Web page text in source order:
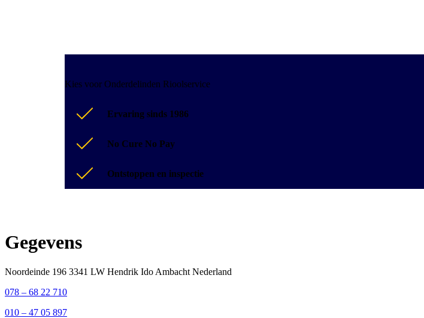
Kies voor Onderdelinden Rioolservice
Ervaring sinds 1986
No Cure No Pay
Ontstoppen en inspectie
Gegevens
Noordeinde 196 3341 LW Hendrik Ido Ambacht Nederland
078 – 68 22 710
010 – 47 05 897